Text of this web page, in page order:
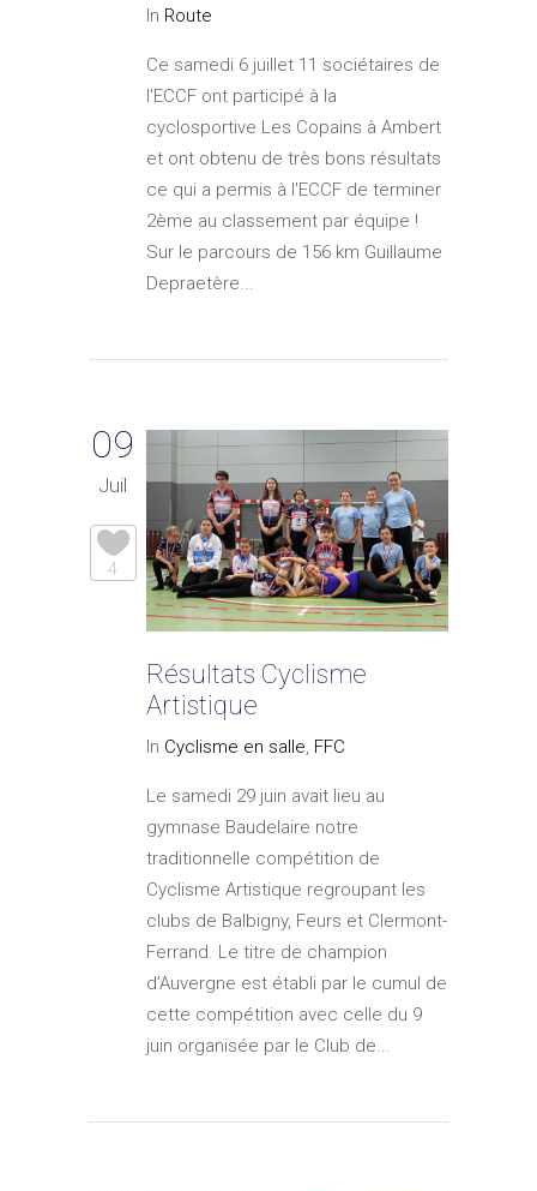
In Route
Ce samedi 6 juillet 11 sociétaires de
l'ECCF ont participé à la
cyclosportive Les Copains à Ambert
et ont obtenu de très bons résultats
ce qui a permis à l'ECCF de terminer
2ème au classement par équipe !
Sur le parcours de 156 km Guillaume
Depraetère...
09
Juil
4
Résultats Cyclisme
Artistique
In Cyclisme en salle, FFC
Le samedi 29 juin avait lieu au
gymnase Baudelaire notre
traditionnelle compétition de
Cyclisme Artistique regroupant les
clubs de Balbigny, Feurs et Clermont-
Ferrand. Le titre de champion
d’Auvergne est établi par le cumul de
cette compétition avec celle du 9
juin organisée par le Club de...